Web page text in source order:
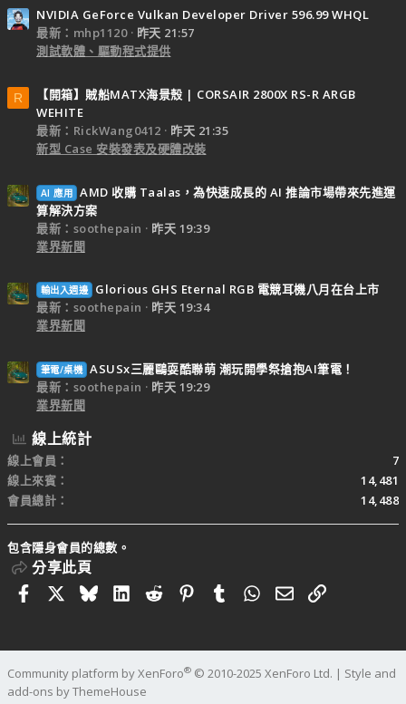
NVIDIA GeForce Vulkan Developer Driver 596.99 WHQL
最新：mhp1120
昨天 21:57
測試軟體、驅動程式提供
R
【開箱】賊船MATX海景殼 | CORSAIR 2800X RS-R ARGB
WEHITE
最新：RickWang0412
昨天 21:35
新型 Case 安裝發表及硬體改裝
AI 應用 AMD 收購 Taalas，為快速成長的 AI 推論市場帶來先進運
算解決方案
最新：soothepain
昨天 19:39
業界新聞
輸出入週邊
Glorious GHS Eternal RGB 電競耳機八月在台上市
最新：soothepain
昨天 19:34
業界新聞
筆電/桌機 ASUSx三麗鷗耍酷聯萌 潮玩開學祭搶抱AI筆電！
最新：soothepain
昨天 19:29
業界新聞
線上統計
線上會員
7
線上來賓
14,481
會員總計
14,488
包含隱身會員的總數。
分享此頁
FacebookBlueskyLinkedIn
RedditPinterestTumblrWhatsApp
電子郵件
連結
Community platform by XenForo® © 2010-2025 XenForo Ltd. | Style and
add-ons by ThemeHouse